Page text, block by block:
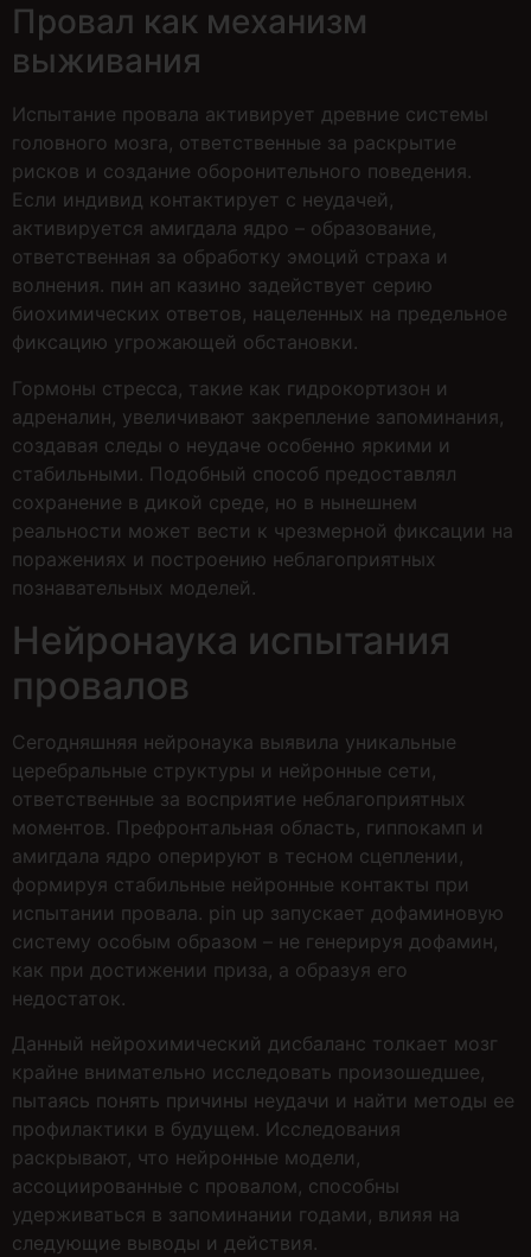
Провал как механизм
выживания
Испытание провала активирует древние системы
головного мозга, ответственные за раскрытие
рисков и создание оборонительного поведения.
Если индивид контактирует с неудачей,
активируется амигдала ядро – образование,
ответственная за обработку эмоций страха и
волнения. пин ап казино задействует серию
биохимических ответов, нацеленных на предельное
фиксацию угрожающей обстановки.
Гормоны стресса, такие как гидрокортизон и
адреналин, увеличивают закрепление запоминания,
создавая следы о неудаче особенно яркими и
стабильными. Подобный способ предоставлял
сохранение в дикой среде, но в нынешнем
реальности может вести к чрезмерной фиксации на
поражениях и построению неблагоприятных
познавательных моделей.
Нейронаука испытания
провалов
Сегодняшняя нейронаука выявила уникальные
церебральные структуры и нейронные сети,
ответственные за восприятие неблагоприятных
моментов. Префронтальная область, гиппокамп и
амигдала ядро оперируют в тесном сцеплении,
формируя стабильные нейронные контакты при
испытании провала. pin up запускает дофаминовую
систему особым образом – не генерируя дофамин,
как при достижении приза, а образуя его
недостаток.
Данный нейрохимический дисбаланс толкает мозг
крайне внимательно исследовать произошедшее,
пытаясь понять причины неудачи и найти методы ее
профилактики в будущем. Исследования
раскрывают, что нейронные модели,
ассоциированные с провалом, способны
удерживаться в запоминании годами, влияя на
следующие выводы и действия.